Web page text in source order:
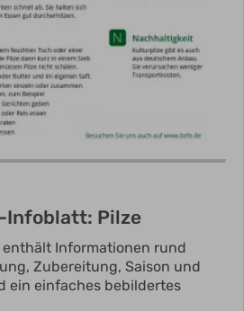
Infoblatt: Pilze
enthält Informationen rund
Zubereitung, Saison und
ein einfaches bebildertes